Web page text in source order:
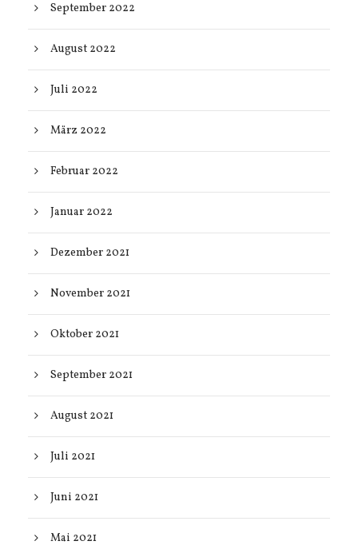
September 2022
August 2022
Juli 2022
März 2022
Februar 2022
Januar 2022
Dezember 2021
November 2021
Oktober 2021
September 2021
August 2021
Juli 2021
Juni 2021
Mai 2021